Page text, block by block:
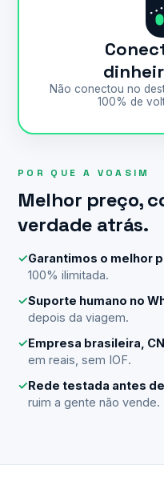
Não conectou no
100% de
POR QUE A VOASIM
Melhor preço,
verdade atrás.
✓Garantimos o melhor
100% ilimitada.
✓Suporte humano no
depois da viagem.
✓Empresa brasileira,
em reais, sem IOF.
✓Rede testada antes
ruim a gente não vende.